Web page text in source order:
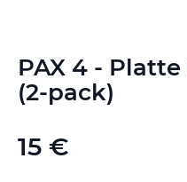
PAX 4 -
(2-pack)
15 €
naar
het
begin
de
afbeeldingen-